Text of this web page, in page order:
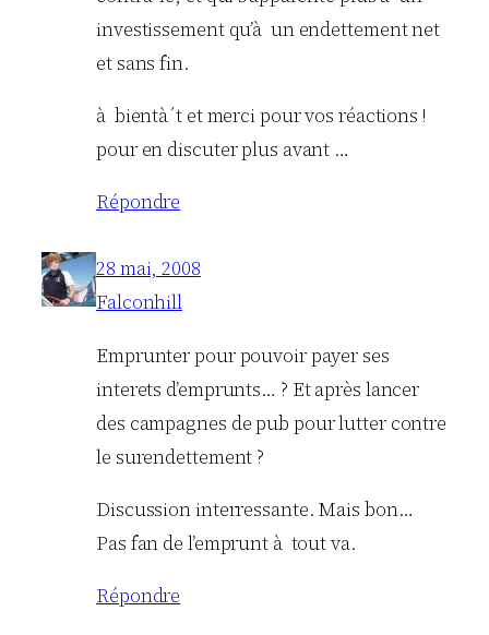
investissement qu’à un endettement net
et sans fin.
à bientà´t et merci pour vos réactions !
pour en discuter plus avant …
Répondre
28 mai, 2008
Falconhill
Emprunter pour pouvoir payer ses
interets d’emprunts… ? Et après lancer
des campagnes de pub pour lutter contre
le surendettement ?
Discussion interressante. Mais bon…
Pas fan de l’emprunt à tout va.
Répondre